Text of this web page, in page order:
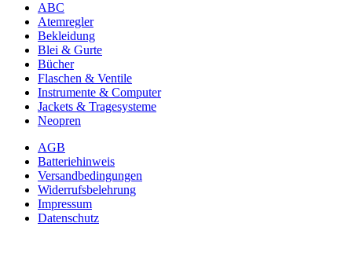
ABC
Atemregler
Bekleidung
Blei & Gurte
Bücher
Flaschen & Ventile
Instrumente & Computer
Jackets & Tragesysteme
Neopren
AGB
Batteriehinweis
Versandbedingungen
Widerrufsbelehrung
Impressum
Datenschutz